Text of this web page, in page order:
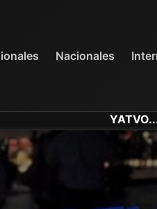
Nacionales
YATVO... Tu